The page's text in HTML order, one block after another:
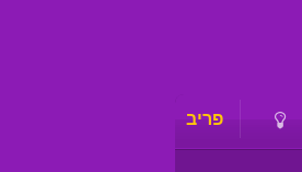
פריב